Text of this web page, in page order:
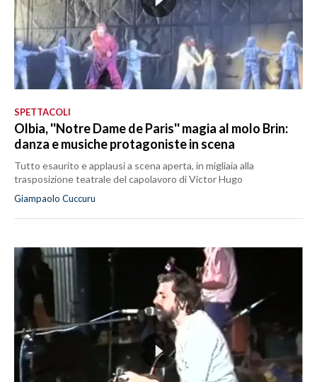
SPETTACOLI
Olbia, ''Notre Dame de Paris'' magia al molo Brin:
danza e musiche protagoniste in scena
Tutto esaurito e applausi a scena aperta, in migliaia alla
trasposizione teatrale del capolavoro di Victor Hugo
Giampaolo Cuccuru